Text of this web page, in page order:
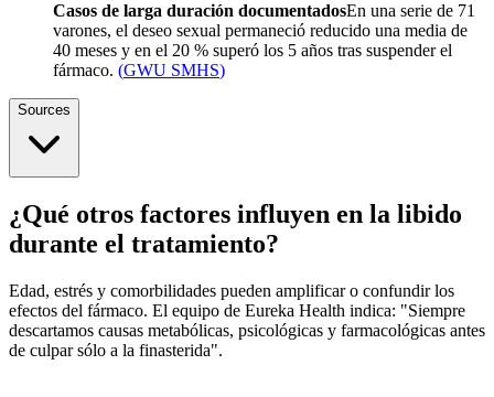
Casos de larga duración documentadosEn una serie de 71
varones, el deseo sexual permaneció reducido una media de
40 meses y en el 20 % superó los 5 años tras suspender el
fármaco. (GWU SMHS)
Sources
¿Qué otros factores influyen en la libido
durante el tratamiento?
Edad, estrés y comorbilidades pueden amplificar o confundir los
efectos del fármaco. El equipo de Eureka Health indica: "Siempre
descartamos causas metabólicas, psicológicas y farmacológicas antes
de culpar sólo a la finasterida".